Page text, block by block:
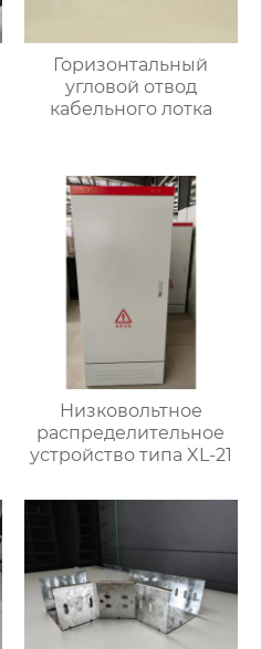
Горизонтальный
угловой отвод
кабельного лотка
Низковольтное
распределительное
устройство типа XL-21